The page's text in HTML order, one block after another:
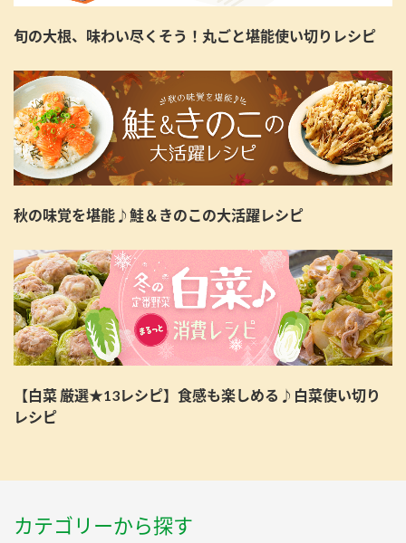
旬の大根、味わい尽くそう！丸ごと堪能使い切りレシピ
秋の味覚を堪能♪鮭＆きのこの大活躍レシピ
【白菜 厳選★13レシピ】食感も楽しめる♪白菜使い切り
レシピ
カテゴリーから探す